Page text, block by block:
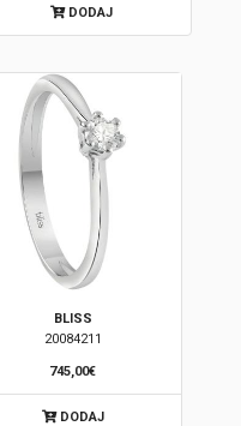
DODAJ
BLISS
20084211
745,00€
DODAJ